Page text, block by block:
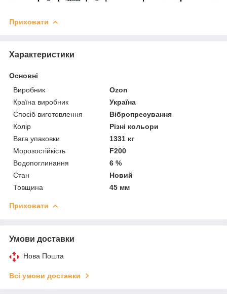
Приховати
Характеристики
Основні
Виробник
Ozon
Країна виробник
Україна
Спосіб виготовлення
Вібропресування
Колір
Різні кольори
Вага упаковки
1331 кг
Морозостійкість
F200
Водопоглинання
6 %
Стан
Новий
Товщина
45 мм
Приховати
Умови доставки
Нова Пошта
Всі умови доставки